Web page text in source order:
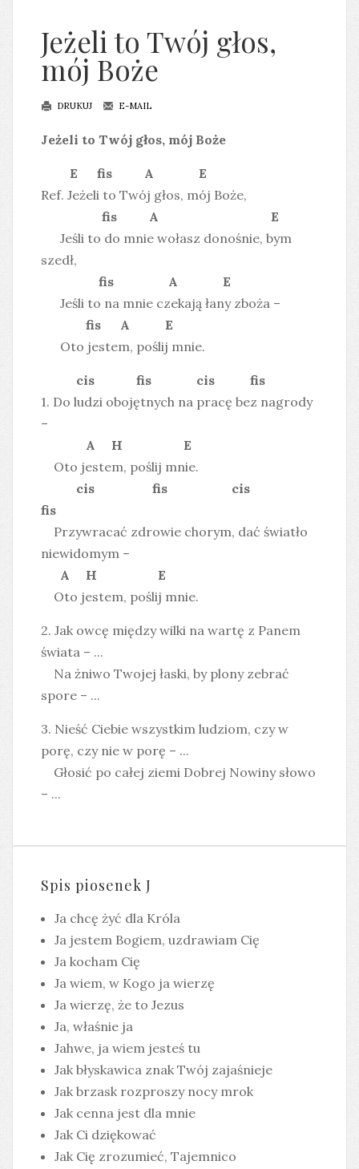
Jeżeli to Twój głos,
mój Boże
DRUKUJ E-MAIL
Jeżeli to Twój głos, mój Boże
E fis A E
Ref. Jeżeli to Twój głos, mój Boże,
fis A E
Jeśli to do mnie wołasz donośnie, bym
szedł,
fis A E
Jeśli to na mnie czekają łany zboża –
fis A E
Oto jestem, poślij mnie.
cis fis cis fis
1. Do ludzi obojętnych na pracę bez nagrody
–
A H E
Oto jestem, poślij mnie.
cis fis cis
fis
Przywracać zdrowie chorym, dać światło
niewidomym –
A H E
Oto jestem, poślij mnie.
2. Jak owcę między wilki na wartę z Panem
świata – ...
Na żniwo Twojej łaski, by plony zebrać
spore – ...
3. Nieść Ciebie wszystkim ludziom, czy w
porę, czy nie w porę – ...
Głosić po całej ziemi Dobrej Nowiny słowo
– ...
Spis piosenek J
Ja chcę żyć dla Króla
Ja jestem Bogiem, uzdrawiam Cię
Ja kocham Cię
Ja wiem, w Kogo ja wierzę
Ja wierzę, że to Jezus
Ja, właśnie ja
Jahwe, ja wiem jesteś tu
Jak błyskawica znak Twój zajaśnieje
Jak brzask rozproszy nocy mrok
Jak cenna jest dla mnie
Jak Ci dziękować
Jak Cię zrozumieć, Tajemnico